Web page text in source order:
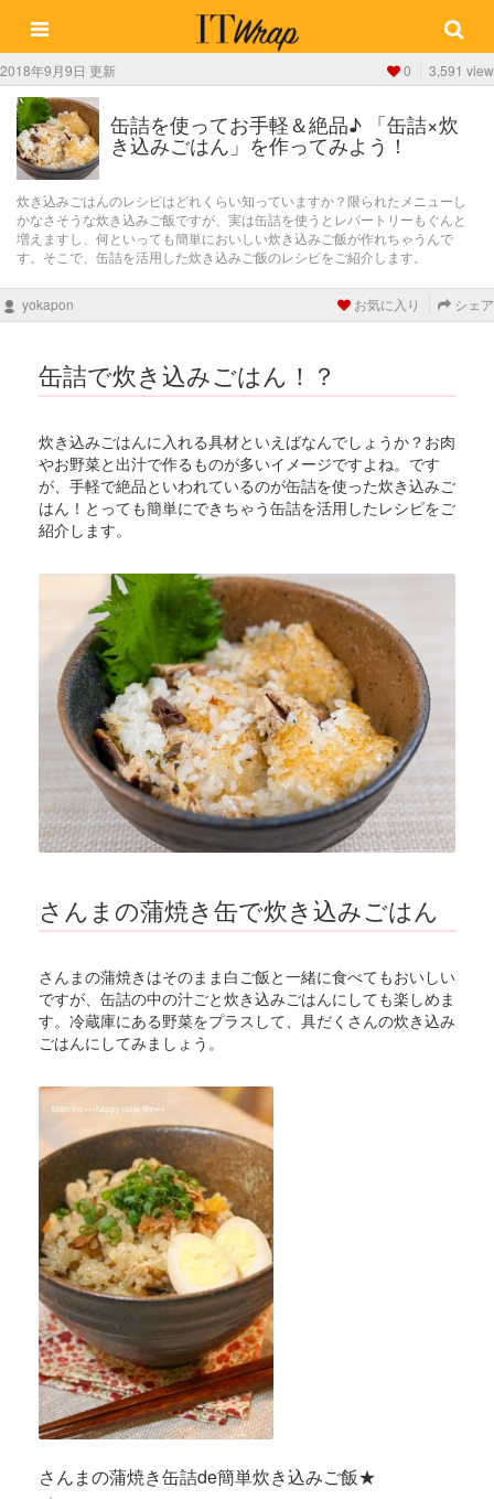
2018年9月9日 更新 0 3,591 view
缶詰を使ってお手軽＆絶品♪ 「缶詰×炊
き込みごはん」を作ってみよう！
炊き込みごはんのレシピはどれくらい知っていますか？限られたメニューし
かなさそうな炊き込みご飯ですが、実は缶詰を使うとレパートリーもぐんと
増えますし、何といっても簡単においしい炊き込みご飯が作れちゃうんで
す。そこで、缶詰を活用した炊き込みご飯のレシピをご紹介します。
yokapon お気に入り シェア
缶詰で炊き込みごはん！？
炊き込みごはんに入れる具材といえばなんでしょうか？お肉
やお野菜と出汁で作るものが多いイメージですよね。です
が、手軽で絶品といわれているのが缶詰を使った炊き込みご
はん！とっても簡単にできちゃう缶詰を活用したレシピをご
紹介します。
さんまの蒲焼き缶で炊き込みごはん
さんまの蒲焼きはそのまま白ご飯と一緒に食べてもおいしい
ですが、缶詰の中の汁ごと炊き込みごはんにしても楽しめま
す。冷蔵庫にある野菜をプラスして、具だくさんの炊き込み
ごはんにしてみましょう。
さんまの蒲焼き缶詰de簡単炊き込みご飯★